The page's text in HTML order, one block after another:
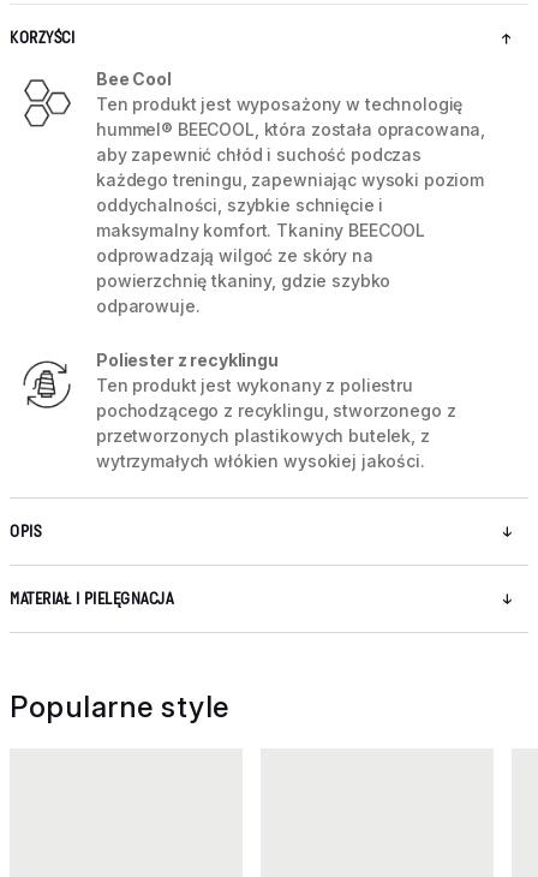
KORZYŚCI
Bee Cool
Ten produkt jest wyposażony w technologię
hummel® BEECOOL, która została opracowana,
aby zapewnić chłód i suchość podczas
każdego treningu, zapewniając wysoki poziom
oddychalności, szybkie schnięcie i
maksymalny komfort. Tkaniny BEECOOL
odprowadzają wilgoć ze skóry na
powierzchnię tkaniny, gdzie szybko
odparowuje.
Poliester z recyklingu
Ten produkt jest wykonany z poliestru
pochodzącego z recyklingu, stworzonego z
przetworzonych plastikowych butelek, z
wytrzymałych włókien wysokiej jakości.
OPIS
MATERIAŁ I PIELĘGNACJA
Popularne style